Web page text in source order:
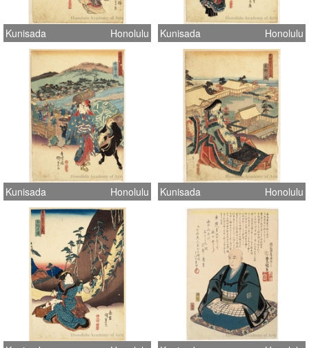
Kunisada Honolulu Kunisada Honolulu
Kunisada Honolulu Kunisada Honolulu